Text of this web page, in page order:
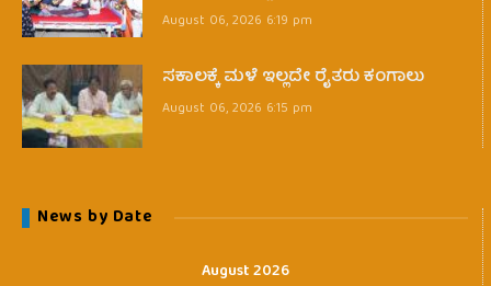
August 06, 2026 6:19 pm
ಸಕಾಲಕ್ಕೆ ಮಳೆ ಇಲ್ಲದೇ ರೈತರು ಕಂಗಾಲು
August 06, 2026 6:15 pm
News by Date
August 2026